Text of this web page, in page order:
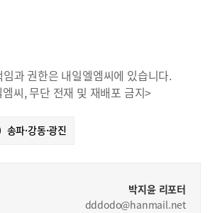
과 권한은 내일엘엠씨에 있습니다.
씨, 무단 전재 및 재배포 금지>
송파·강동·광진
박지윤 리포터
dddodo@hanmail.net